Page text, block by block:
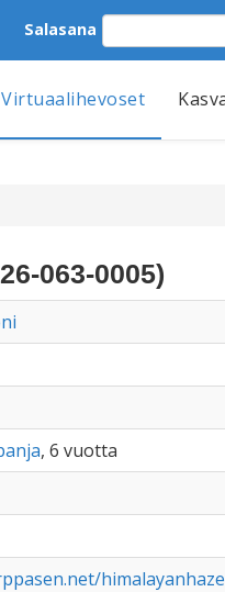
Salasana
Virtuaalihevoset
063-0005)
, 6 vuotta